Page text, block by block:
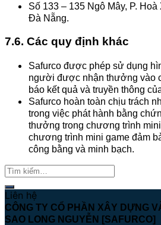
Số 133 – 135 Ngô Mây, P. Hoà
Đà Nẵng.
7.6. Các quy định khác
Safurco được phép sử dụng
người được nhận thưởng vào
báo kết quả và truyền thông
Safurco hoàn toàn chịu trách
trong việc phát hành bằng
thưởng trong chương trình
chương trình mini game đảm
công bằng và minh bạch.
Liên hệ
CÔNG TY CỔ PHẦN XÂY DỰNG
SAO LONG NGUYỄN [SAFURCO]